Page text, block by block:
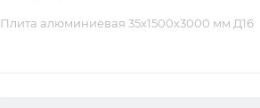
Плита алюминиевая 35х1500х3000 мм Д16